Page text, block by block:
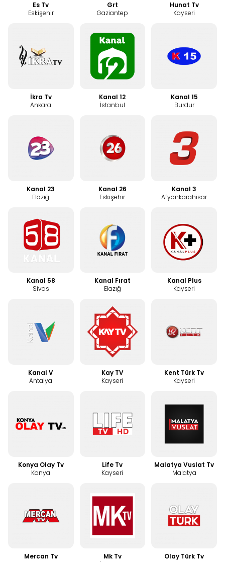
Es Tv
Eskişehir
Grt
Gaziantep
Hunat Tv
Kayseri
İkra Tv
Ankara
Kanal 12
İstanbul
Kanal 15
Burdur
Kanal 23
Elazığ
Kanal 26
Eskişehir
Kanal 3
Afyonkarahisar
Kanal 58
Sivas
Kanal Fırat
Elazığ
Kanal Plus
Kayseri
Kanal V
Antalya
Kay TV
Kayseri
Kent Türk Tv
Kayseri
Konya Olay Tv
Konya
Life Tv
Kayseri
Malatya Vuslat Tv
Malatya
Mercan Tv
Mk Tv
Olay Türk Tv